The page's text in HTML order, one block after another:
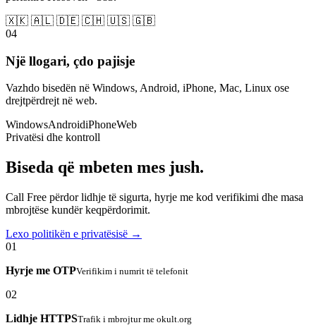
🇽🇰 🇦🇱 🇩🇪 🇨🇭 🇺🇸 🇬🇧
04
Një llogari, çdo pajisje
Vazhdo bisedën në Windows, Android, iPhone, Mac, Linux ose
drejtpërdrejt në web.
WindowsAndroidiPhoneWeb
Privatësi dhe kontroll
Biseda që mbeten mes jush.
Call Free përdor lidhje të sigurta, hyrje me kod verifikimi dhe masa
mbrojtëse kundër keqpërdorimit.
Lexo politikën e privatësisë →
01
Hyrje me OTPVerifikim i numrit të telefonit
02
Lidhje HTTPSTrafik i mbrojtur me okult.org